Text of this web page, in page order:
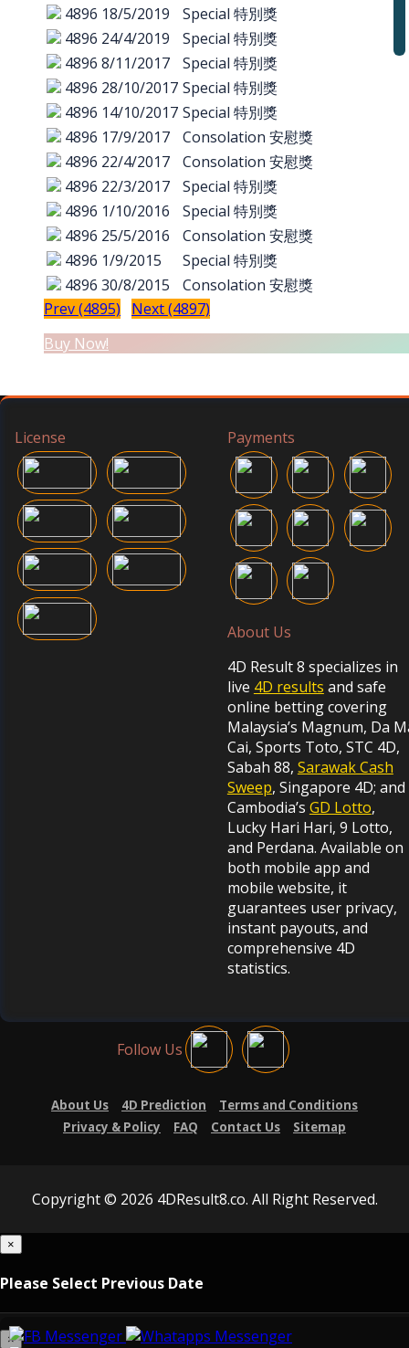
4896 18/5/2019
Special 特別獎
4896 24/4/2019
Special 特別獎
4896 8/11/2017
Special 特別獎
4896 28/10/2017 Special 特別獎
4896 14/10/2017 Special 特別獎
4896 17/9/2017
Consolation 安慰獎
4896 22/4/2017
Consolation 安慰獎
4896 22/3/2017
Special 特別獎
4896 1/10/2016
Special 特別獎
4896 25/5/2016
Consolation 安慰獎
4896 1/9/2015
Special 特別獎
4896 30/8/2015
Consolation 安慰獎
Prev (4895)
Next (4897)
Buy Now!
License Payments
About Us
4D Result 8 specializes in
live 4D results and safe
online betting covering
Malaysia’s Magnum, Da
Cai, Sports Toto, STC 4D,
Sabah 88, Sarawak Cash
Sweep, Singapore 4D; and
Cambodia’s GD Lotto,
Lucky Hari Hari, 9 Lotto,
and Perdana. Available on
both mobile app and
mobile website, it
guarantees user privacy,
instant payouts, and
comprehensive 4D
statistics.
Follow Us
About Us 4D Prediction
Terms and Conditions
Privacy & Policy
FAQ Contact Us Sitemap
Copyright © 2026 4DResult8.co. All Right Reserved.
×
Please Select Previous Date
×